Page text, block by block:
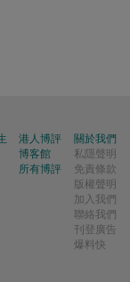
港人博評
博客館
所有博評
關於我們
私隱聲明
免責條款
版權聲明
加入我們
聯絡我們
刊登廣告
爆料快